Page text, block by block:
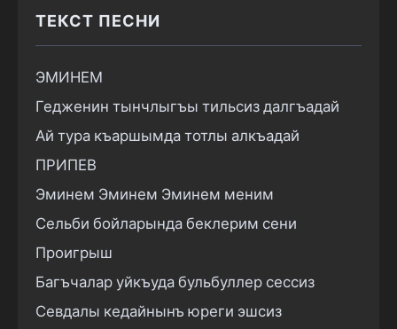
ТЕКСТ ПЕСНИ
ЭМИНЕМ
Гедженин тынчлыгъы тильсиз далгъадай
Ай тура къаршымда тотлы алкъадай
ПРИПЕВ
Эминем Эминем Эминем меним
Сельби бойларында беклерим сени
Проигрыш
Багъчалар уйкъуда бульбуллер сессиз
Севдалы кедайнынъ юреги эшсиз